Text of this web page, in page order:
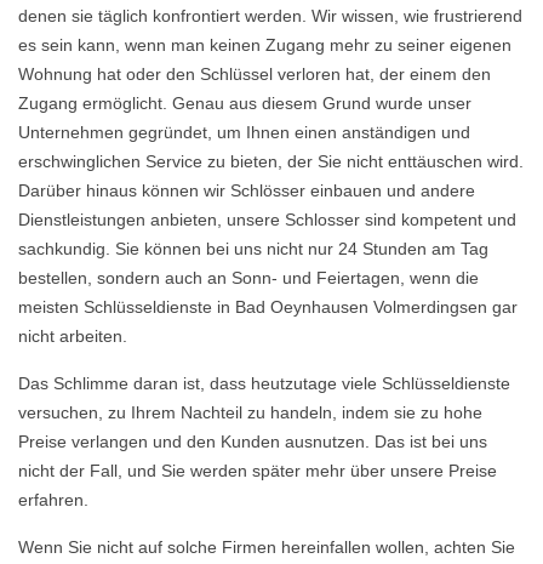
denen sie täglich konfrontiert werden. Wir wissen, wie frustrierend
es sein kann, wenn man keinen Zugang mehr zu seiner eigenen
Wohnung hat oder den Schlüssel verloren hat, der einem den
Zugang ermöglicht. Genau aus diesem Grund wurde unser
Unternehmen gegründet, um Ihnen einen anständigen und
erschwinglichen Service zu bieten, der Sie nicht enttäuschen wird.
Darüber hinaus können wir Schlösser einbauen und andere
Dienstleistungen anbieten, unsere Schlosser sind kompetent und
sachkundig. Sie können bei uns nicht nur 24 Stunden am Tag
bestellen, sondern auch an Sonn- und Feiertagen, wenn die
meisten Schlüsseldienste in Bad Oeynhausen Volmerdingsen gar
nicht arbeiten.
Das Schlimme daran ist, dass heutzutage viele Schlüsseldienste
versuchen, zu Ihrem Nachteil zu handeln, indem sie zu hohe
Preise verlangen und den Kunden ausnutzen. Das ist bei uns
nicht der Fall, und Sie werden später mehr über unsere Preise
erfahren.
Wenn Sie nicht auf solche Firmen hereinfallen wollen, achten Sie